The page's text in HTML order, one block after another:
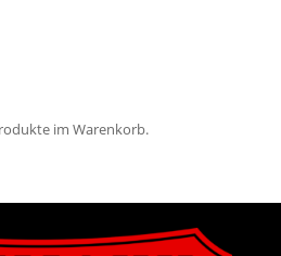
im Warenkorb.